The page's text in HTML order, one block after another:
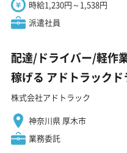
時給1,230円～1,538円
派遣社員
配達/ドライバー/軽作
稼げる アドトラック
株式会社アドトラック
神奈川県 厚木市
業務委託